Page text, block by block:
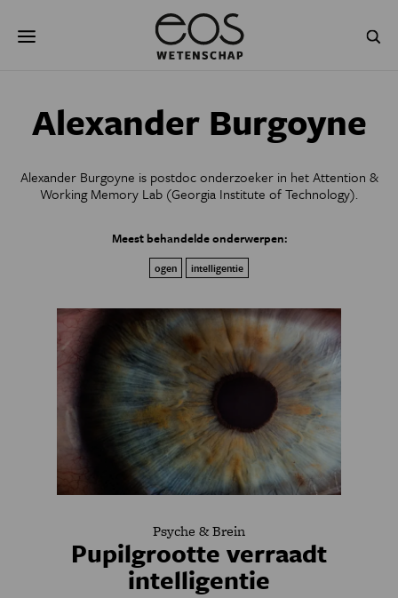
naar
GEZONDHEID RUIMTE
NATUURWETENSCHAPPEN GESCHIEDENIS
JONGE UITDAGERS
Alexander Burgoyne
Alexander Burgoyne is postdoc onderzoeker in het Attention &
Working Memory Lab (Georgia Institute of Technology).
Meest behandelde onderwerpen:
ogen intelligentie
Psyche & Brein
Pupilgrootte verraadt
intelligentie